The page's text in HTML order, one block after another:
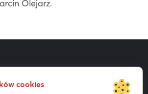
Olejarz.
cookies